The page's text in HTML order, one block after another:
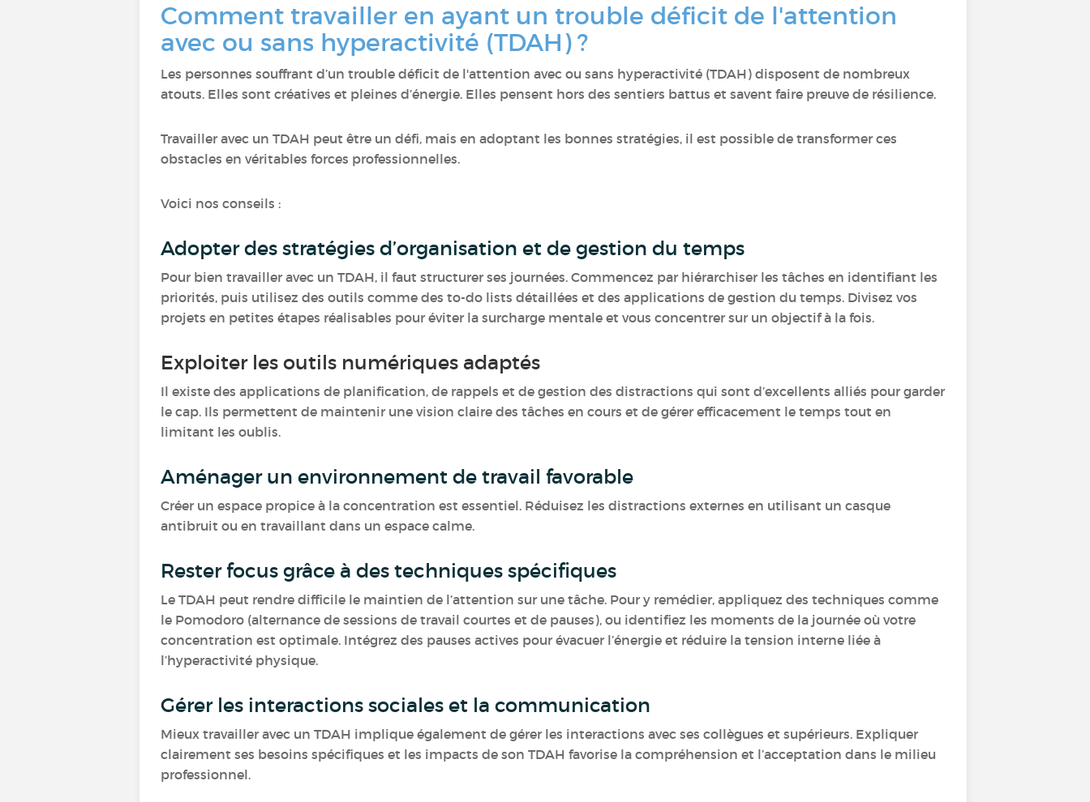
Comment travailler en ayant un trouble déficit de l'attention
avec ou sans hyperactivité (TDAH) ?
Les personnes souffrant d’un trouble déficit de l'attention avec ou sans hyperactivité (TDAH) disposent de nombreux
atouts. Elles sont créatives et pleines d’énergie. Elles pensent hors des sentiers battus et savent faire preuve de résilience.
Travailler avec un TDAH peut être un défi, mais en adoptant les bonnes stratégies, il est possible de transformer ces
obstacles en véritables forces professionnelles.
Voici nos conseils :
Adopter des stratégies d’organisation et de gestion du temps
Pour bien travailler avec un TDAH, il faut structurer ses journées. Commencez par hiérarchiser les tâches en identifiant les
priorités, puis utilisez des outils comme des to-do lists détaillées et des applications de gestion du temps. Divisez vos
projets en petites étapes réalisables pour éviter la surcharge mentale et vous concentrer sur un objectif à la fois.
Exploiter les outils numériques adaptés
Il existe des applications de planification, de rappels et de gestion des distractions qui sont d’excellents alliés pour garder
le cap. Ils permettent de maintenir une vision claire des tâches en cours et de gérer efficacement le temps tout en
limitant les oublis.
Aménager un environnement de travail favorable
Créer un espace propice à la concentration est essentiel. Réduisez les distractions externes en utilisant un casque
antibruit ou en travaillant dans un espace calme.
Rester focus grâce à des techniques spécifiques
Le TDAH peut rendre difficile le maintien de l’attention sur une tâche. Pour y remédier, appliquez des techniques comme
le Pomodoro (alternance de sessions de travail courtes et de pauses), ou identifiez les moments de la journée où votre
concentration est optimale. Intégrez des pauses actives pour évacuer l’énergie et réduire la tension interne liée à
l’hyperactivité physique.
Gérer les interactions sociales et la communication
Mieux travailler avec un TDAH implique également de gérer les interactions avec ses collègues et supérieurs. Expliquer
clairement ses besoins spécifiques et les impacts de son TDAH favorise la compréhension et l’acceptation dans le milieu
professionnel.